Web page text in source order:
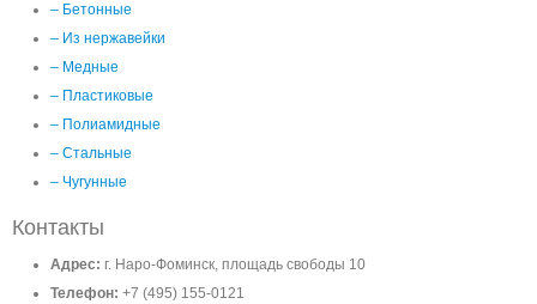
– Бетонные
– Из нержавейки
– Медные
– Пластиковые
– Полиамидные
– Стальные
– Чугунные
Контакты
Адрес: г. Наро-Фоминск, площадь свободы 10
Телефон: +7 (495) 155-0121